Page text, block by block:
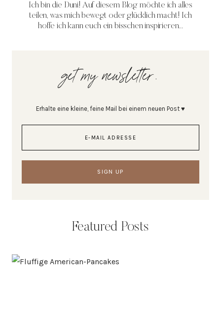
Ich bin die Duni! Auf diesem Blog möchte ich alles
teilen, was mich bewegt oder glücklich macht! Ich
hoffe ich kann euch ein bisschen inspirieren...
get my newsletter.
Erhalte eine kleine, feine Mail bei einem neuen Post ♥
Featured Posts